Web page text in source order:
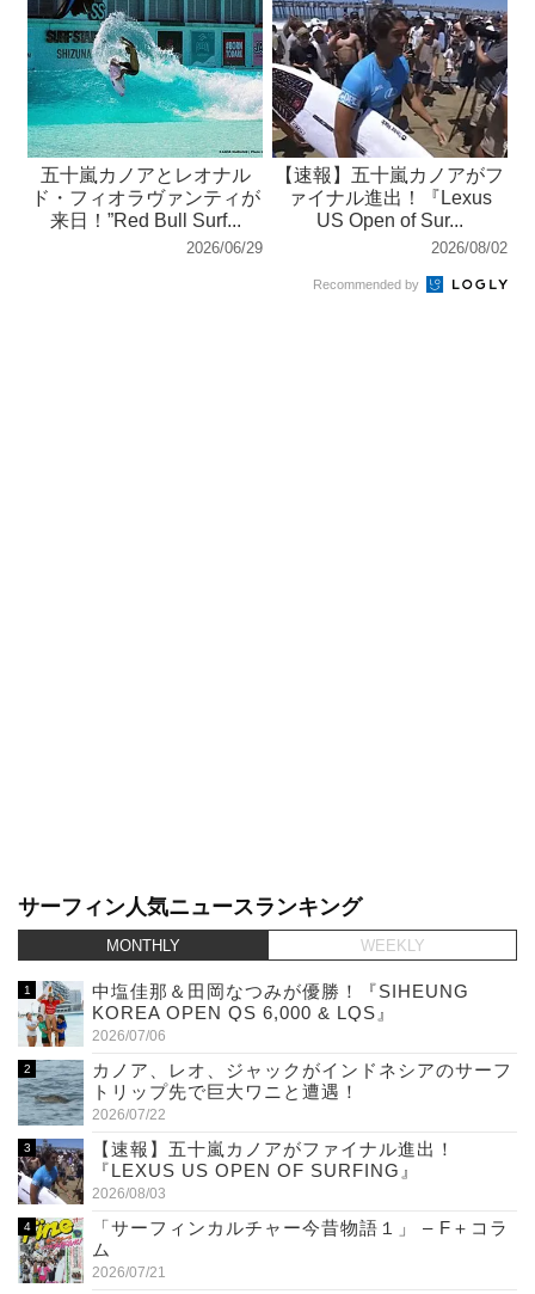
五十嵐カノアとレオナル
ド・フィオラヴァンティが
来日！”Red Bull Surf...
2026/06/29
【速報】五十嵐カノアがフ
ァイナル進出！『Lexus
US Open of Sur...
2026/08/02
Recommended by
サーフィン人気ニュースランキング
MONTHLY WEEKLY
中塩佳那＆田岡なつみが優勝！『SIHEUNG
KOREA OPEN QS 6,000 & LQS』
2026/07/06
カノア、レオ、ジャックがインドネシアのサーフ
トリップ先で巨大ワニと遭遇！
2026/07/22
【速報】五十嵐カノアがファイナル進出！
『LEXUS US OPEN OF SURFING』
2026/08/03
「サーフィンカルチャー今昔物語１」 – F＋コラ
ム
2026/07/21